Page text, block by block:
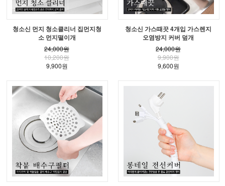
청소신 먼지 청소클리너 집먼지청
소 먼지떨이개
24,000원
10,200원
9,900원
청소신 가스때끗 4개입 가스렌지
오염방지 커버 덮개
24,000원
9,900원
9,600원